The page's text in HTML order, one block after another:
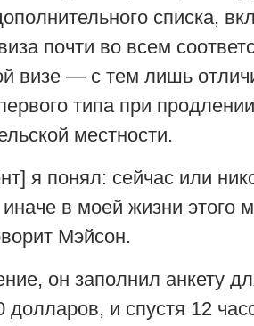
списка,
почти во всем
визе — с тем лишь
типа при
местности.
я понял: сейчас или
в моей жизни этого
Мэйсон.
он заполнил анкету
долларов, и спустя 12